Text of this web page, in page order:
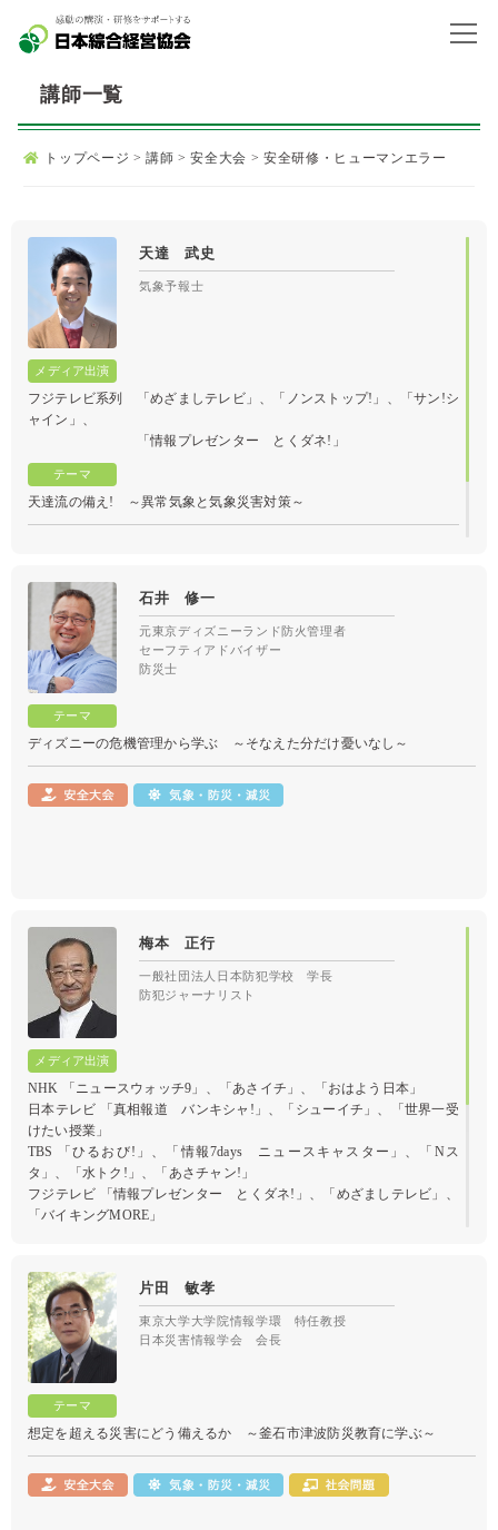
講師一覧
トップページ >講師 >安全大会 >安全研修・ヒューマンエラー
天達 武史
気象予報士
フジテレビ系列 「めざましテレビ」、「ノンストップ!」、「サン!シ
ャイン」、
「情報プレゼンター とくダネ!」
天達流の備え! ～異常気象と気象災害対策～
石井 修一
元東京ディズニーランド防火管理者
セーフティアドバイザー
防災士
ディズニーの危機管理から学ぶ ～そなえた分だけ憂いなし～
梅本 正行
一般社団法人日本防犯学校 学長
防犯ジャーナリスト
NHK 「ニュースウォッチ9」、「あさイチ」、「おはよう日本」
日本テレビ 「真相報道 バンキシャ!」、「シューイチ」、「世界一受
けたい授業」
TBS 「ひるおび!」、「情報7days ニュースキャスター」、「Nス
タ」、「水トク!」、「あさチャン!」
フジテレビ 「情報プレゼンター とくダネ!」、「めざましテレビ」、
「バイキングMORE」
テレビ東京 「ソレダメ!〜あなたの常識は非常識!?〜」
他多数
安心出来ない時代の生き方 〜知っておきたい防犯対策〜
片田 敏孝
東京大学大学院情報学環 特任教授
日本災害情報学会 会長
想定を超える災害にどう備えるか ～釜石市津波防災教育に学ぶ～